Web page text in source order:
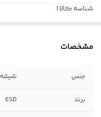
شناسه کالا1
مشخصات
جنس شیشه
برند ESD